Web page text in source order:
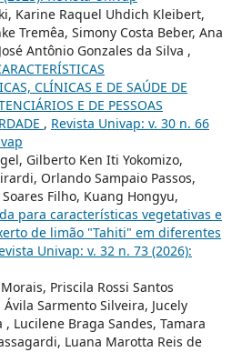
Karine Raquel Uhdich Kleibert,
Tremêa, Simony Costa Beber, Ana
Antônio Gonzales da Silva ,
CLÍNICAS E DE SAÚDE DE
E DE PESSOAS
, Revista Univap: v. 30 n. 66
Gilberto Ken Iti Yokomizo,
Orlando Sampaio Passos,
Filho, Kuang Hongyu,
para características vegetativas e
de limão "Tahiti" em diferentes
Univap: v. 32 n. 73 (2026):
Priscila Rossi Santos
Sarmento Silveira, Jucely
, Lucilene Braga Sandes, Tamara
Luana Marotta Reis de